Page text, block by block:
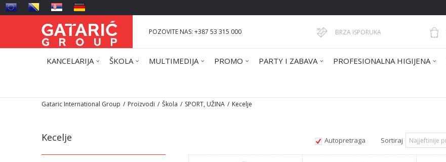
POZOVITE NAS: +387 53 315 000 BRZA ISPORUKA
KANCELARIJA ŠKOLA MULTIMEDIJA PROMO PARTY I ZABAVA PROFESIONALNA HIGIJENA
Gataric International Group Proizvodi Škola SPORT, UŽINA Kecelje
Kecelje Autopretraga Sortiraj